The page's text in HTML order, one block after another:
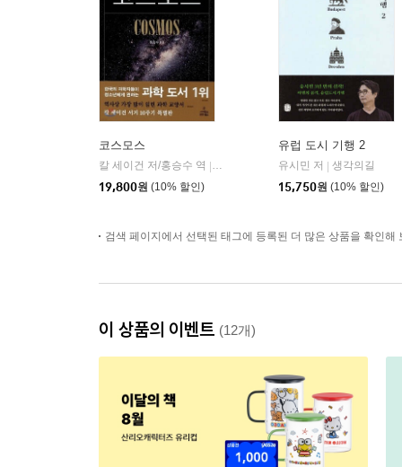
코스모스
칼 세이건 저/홍승수 역
사이언스북스
19,800원 (10% 할인)
유럽 도시 기행 2
유시민 저
생각의길
15,750원 (10% 할인)
검색 페이지에서 선택된 태그에 등록된 더 많은 상품을 확인해
이 상품의 이벤트 (12개)